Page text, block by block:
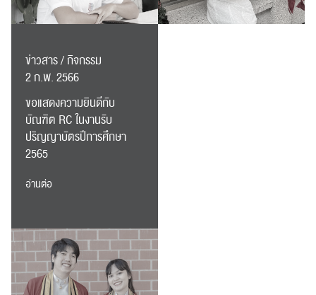
ข่าวสาร / กิจกรรม
2 ก.พ. 2566
ขอแสดงความยินดีกับ
บัณฑิต RC ในงานรับ
ปริญญาบัตรปีการศึกษา
2565
อ่านต่อ